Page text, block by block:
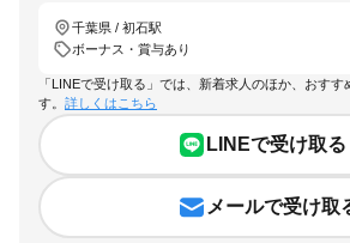
千葉県 / 初石駅
ボーナス・賞与あり
「LINEで受け取る」では、新着求人のほか、おすす
す。 詳しくはこちら
LINEで受け取る
メールで受け取